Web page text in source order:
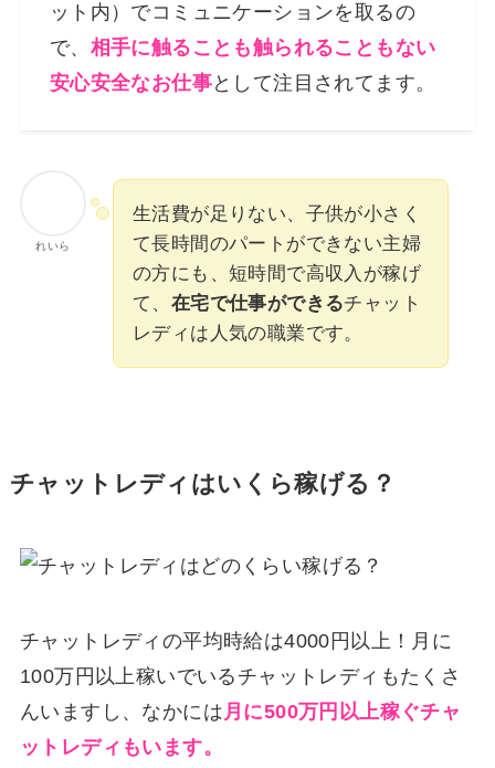
ット内）でコミュニケーションを取るの
で、 相手に触ることも触られることもない
安心安全なお仕事として注目されてます。
れいら
生活費が足りない、子供が小さく
て長時間のパートができない主婦
の方にも、短時間で高収入が稼げ
て、 在宅で仕事ができるチャット
レディは人気の職業です。
チャットレディはいくら稼げる？
チャットレディの平均時給は4000円以上！月に
100万円以上稼いでいるチャットレディもたくさ
んいますし、なかには 月に500万円以上稼ぐチャ
ットレディもいます。